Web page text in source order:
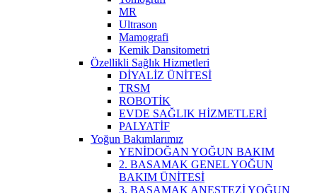
MR
Ultrason
Mamografi
Kemik Dansitometri
Özellikli Sağlık Hizmetleri
DİYALİZ ÜNİTESİ
TRSM
ROBOTİK
EVDE SAĞLIK HİZMETLERİ
PALYATİF
Yoğun Bakımlarımız
YENİDOĞAN YOĞUN BAKIM
2. BASAMAK GENEL YOĞUN
BAKIM ÜNİTESİ
3. BASAMAK ANESTEZİ YOĞUN